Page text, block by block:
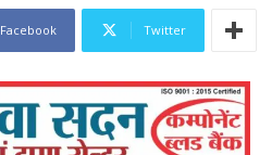
Facebook Twitter